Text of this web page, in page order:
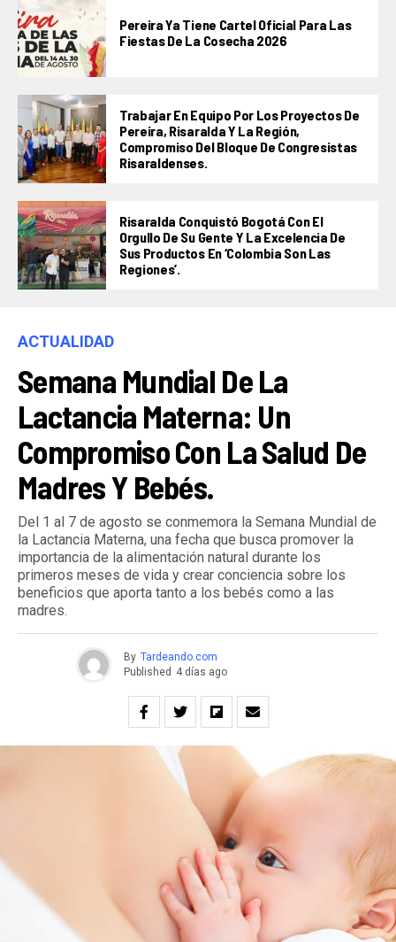
Pereira Ya Tiene Cartel Oficial Para Las
Fiestas De La Cosecha 2026
Trabajar En Equipo Por Los Proyectos De
Pereira, Risaralda Y La Región,
Compromiso Del Bloque De Congresistas
Risaraldenses.
Risaralda Conquistó Bogotá Con El
Orgullo De Su Gente Y La Excelencia De
Sus Productos En ‘Colombia Son Las
Regiones’.
ACTUALIDAD
Semana Mundial De La
Lactancia Materna: Un
Compromiso Con La Salud De
Madres Y Bebés.
Del 1 al 7 de agosto se conmemora la Semana Mundial de
la Lactancia Materna, una fecha que busca promover la
importancia de la alimentación natural durante los
primeros meses de vida y crear conciencia sobre los
beneficios que aporta tanto a los bebés como a las
madres.
By Tardeando.com
Published 4 días ago